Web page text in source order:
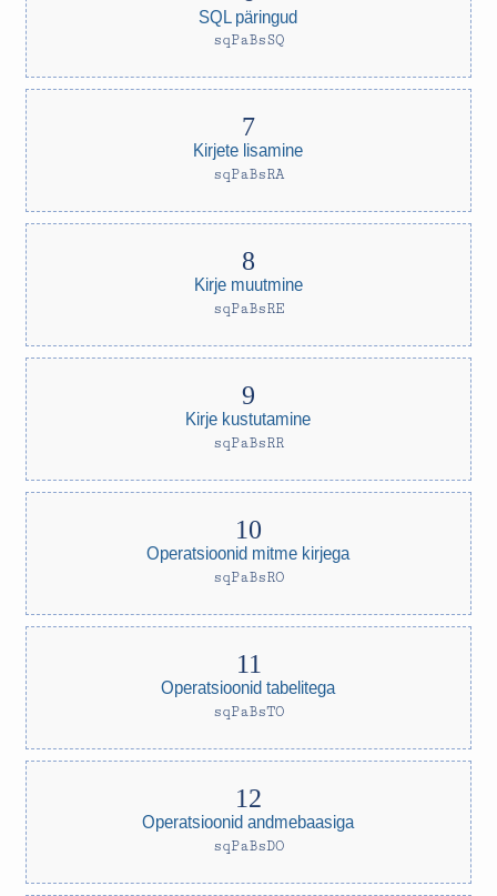
SQL päringud
sqPaBsSQ
Kirjete lisamine
sqPaBsRA
Kirje muutmine
sqPaBsRE
Kirje kustutamine
sqPaBsRR
Operatsioonid mitme kirjega
sqPaBsRO
Operatsioonid tabelitega
sqPaBsTO
Operatsioonid andmebaasiga
sqPaBsDO